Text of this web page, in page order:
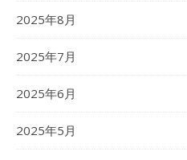
2025年8月
2025年7月
2025年6月
2025年5月